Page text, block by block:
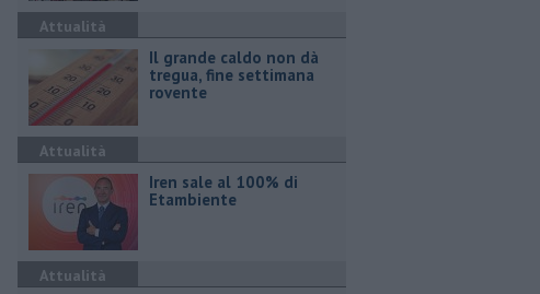
Attualità
Il grande caldo non dà
tregua, fine settimana
rovente
Attualità
Iren sale al 100% di
Etambiente
Attualità